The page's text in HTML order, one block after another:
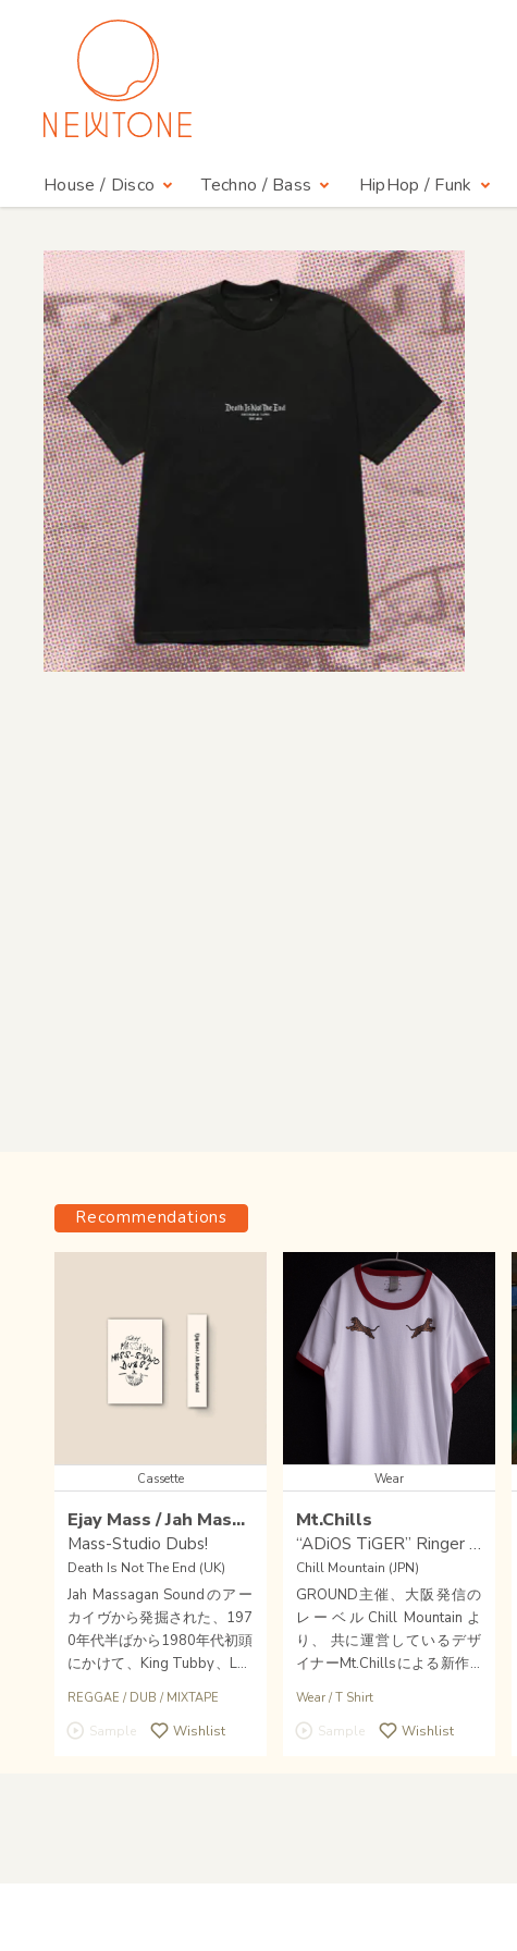
House / Disco Techno / Bass HipHop / Funk
Recommendations
Cassette
Ejay Mass / Jah Massagan Sound
Mass-Studio Dubs!
Death Is Not The End (UK)
Jah Massagan Soundのアー
カイヴから発掘された、197
0年代半ばから1980年代初頭
にかけて、King Tubby、Lee
オで制作された貴重なダブプ
レートや7インチ（45回転）
REGGAE / DUB / MIXTAPE
Sample Wishlist
Wear
Mt.Chills
“ADiOS TiGER” Ringer T-shirts Red×White Size L
Chill Mountain (JPN)
GROUND主催、大阪発信の
レーベルChill Mountainよ
り、 共に運営しているデザ
イナーMt.Chillsによる新作T
Wear/T Shirt
Sample Wishlist